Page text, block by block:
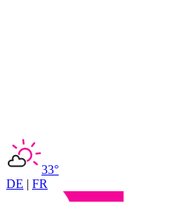
33°
DE | FR